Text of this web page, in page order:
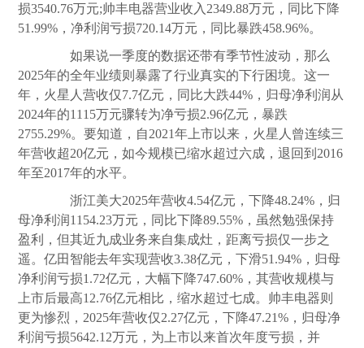
损3540.76万元;帅丰电器营业收入2349.88万元，同比下降
51.99%，净利润亏损720.14万元，同比暴跌458.96%。
如果说一季度的数据还带有季节性波动，那么
2025年的全年业绩则暴露了行业真实的下行困境。这一
年，火星人营收仅7.7亿元，同比大跌44%，归母净利润从
2024年的1115万元骤转为净亏损2.96亿元，暴跌
2755.29%。要知道，自2021年上市以来，火星人曾连续三
年营收超20亿元，如今规模已缩水超过六成，退回到2016
年至2017年的水平。
浙江美大2025年营收4.54亿元，下降48.24%，归
母净利润1154.23万元，同比下降89.55%，虽然勉强保持
盈利，但其近九成业务来自集成灶，距离亏损仅一步之
遥。亿田智能去年实现营收3.38亿元，下滑51.94%，归母
净利润亏损1.72亿元，大幅下降747.60%，其营收规模与
上市后最高12.76亿元相比，缩水超过七成。帅丰电器则
更为惨烈，2025年营收仅2.27亿元，下降47.21%，归母净
利润亏损5642.12万元，为上市以来首次年度亏损，并